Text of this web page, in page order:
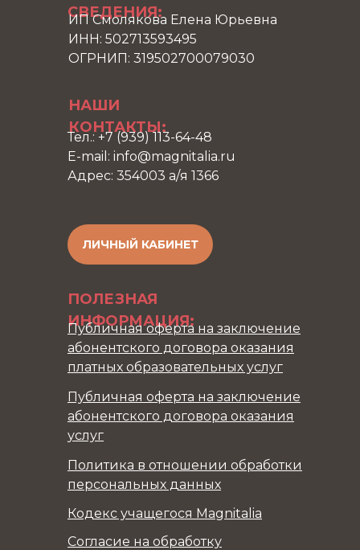
ЛИЧНЫЙ КАБИНЕТ
СВЕДЕНИЯ:
НАШИ
КОНТАКТЫ:
ПОЛЕЗНАЯ
ИНФОРМАЦИЯ:
ИП Смолякова Елена Юрьевна
ИНН: 502713593495
ОГРНИП: 319502700079030
Кодекс учащегося Magnitalia
Согласие на обработку
Политика в отношении обработки
персональных данных
Публичная оферта на заключение
абонентского договора оказания
услуг
Публичная оферта на заключение
абонентского договора оказания
платных образовательных услуг
Тел.: +7 (939) 113-64-48
E-mail: info@magnitalia.ru
Адрес: 354003 а/я 1366